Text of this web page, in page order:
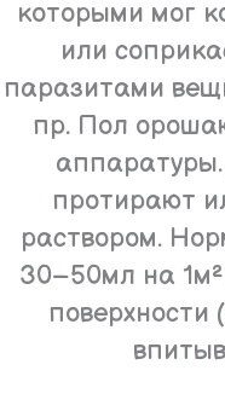
которыми мог
или
паразитами
пр. Пол
аппаратуры.
протирают
раствором.
30–50мл на